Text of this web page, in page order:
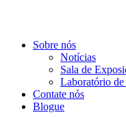
Sobre nós
Notícias
Sala de
Laboratório de
Contate nós
Blogue